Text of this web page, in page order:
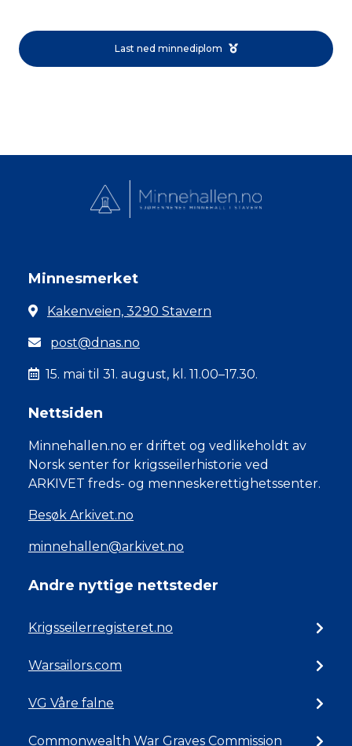
Last ned minnediplom
Minnesmerket
Kakenveien, 3290 Stavern
post@dnas.no
15. mai til 31. august, kl. 11.00–17.30.
Nettsiden
Minnehallen.no er driftet og vedlikeholdt av
Norsk senter for krigsseilerhistorie ved
ARKIVET freds- og menneskerettighetssenter.
Besøk Arkivet.no
minnehallen@arkivet.no
Andre nyttige nettsteder
Krigsseilerregisteret.no
Warsailors.com
VG Våre falne
Commonwealth War Graves Commission